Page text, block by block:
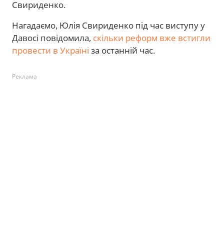
Свириденко.
Нагадаємо, Юлія Свириденко під час виступу у
Давосі повідомила, скільки реформ вже встигли
провести в Україні за останній час.
Реклама